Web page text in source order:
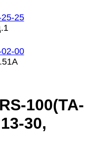
25
00
100(TA-
30,